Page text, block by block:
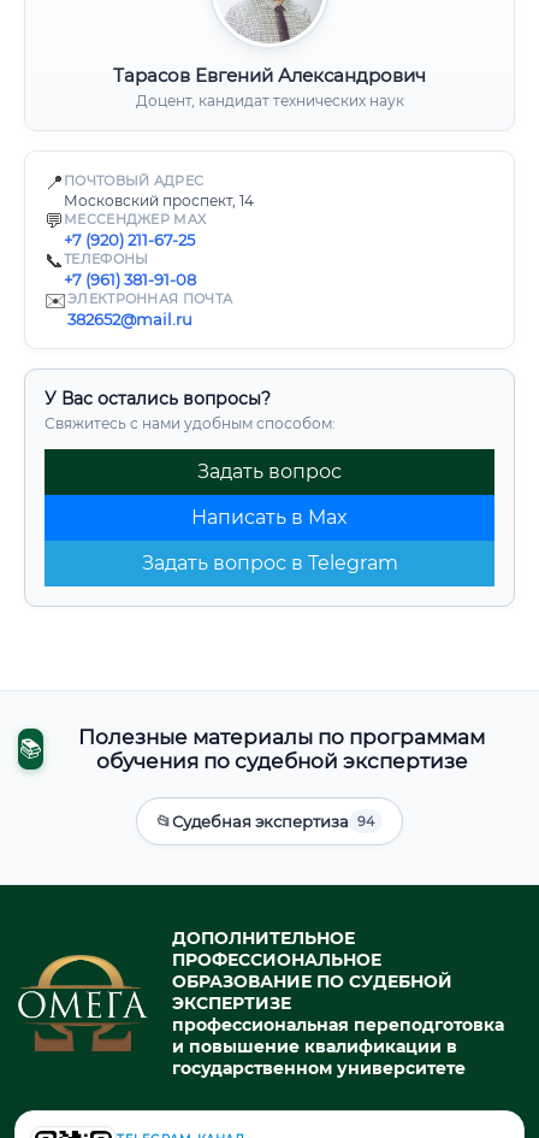
Тарасов Евгений Александрович
Доцент, кандидат технических наук
📍 ПОЧТОВЫЙ АДРЕС
Московский проспект, 14
💬 МЕССЕНДЖЕР MAX
+7 (920) 211-67-25
📞ТЕЛЕФОНЫ
+7 (961) 381-91-08
✉️ЭЛЕКТРОННАЯ ПОЧТА
382652@mail.ru
У Вас остались вопросы?
Свяжитесь с нами удобным способом:
Задать вопрос
Написать в Max
Задать вопрос в Telegram
📚
Полезные материалы по программам
обучения по судебной экспертизе
📂Судебная экспертиза 94
ДОПОЛНИТЕЛЬНОЕ
ПРОФЕССИОНАЛЬНОЕ
ОБРАЗОВАНИЕ ПО СУДЕБНОЙ
ЭКСПЕРТИЗЕ
профессиональная переподготовка
и повышение квалификации в
государственном университете